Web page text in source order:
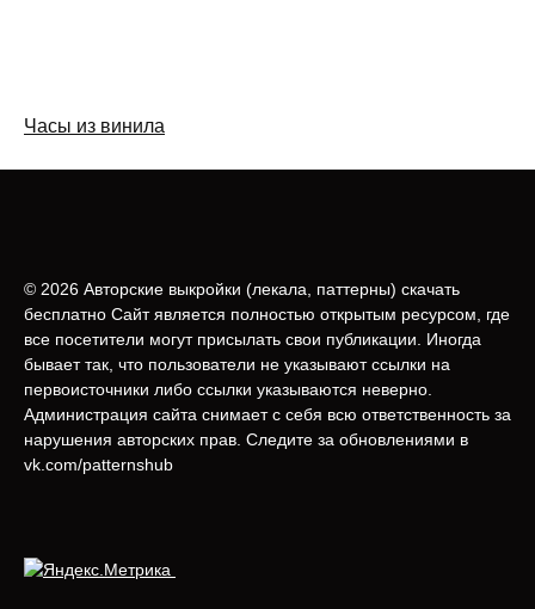
Часы из винила
© 2026 Авторские выкройки (лeкала, паттерны) скачать
бесплатно Сайт является полностью открытым ресурсом, где
все посетители могут присылать свои публикации. Иногда
бывает так, что пользователи не указывают ссылки на
первоисточники либо ссылки указываются неверно.
Администрация сайта снимает с себя всю ответственность за
нарушения авторских прав. Следите за обновлениями в
vk.com/patternshub